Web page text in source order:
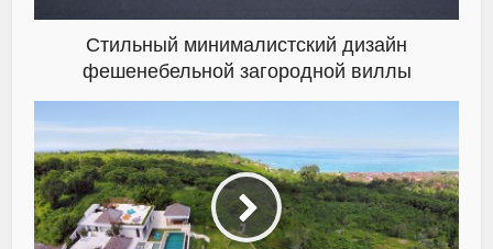
Стильный минималистский дизайн
фешенебельной загородной виллы